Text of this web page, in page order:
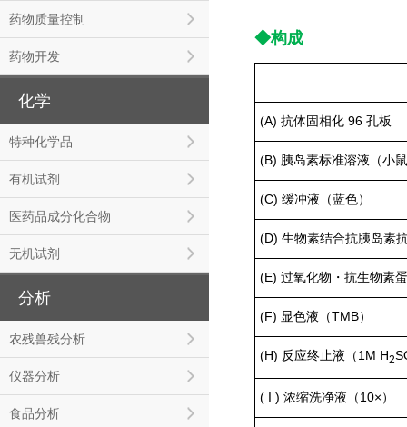
药物质量控制
药物开发
化学
特种化学品
有机试剂
医药品成分化合物
无机试剂
分析
农残兽残分析
仪器分析
食品分析
◆构成
(A) 抗体固相化 96 孔板
(B) 胰岛素标准溶液（小
(C) 缓冲液（蓝色）
(D) 生物素结合抗胰岛素
(E) 过氧化物・抗生物素
(F) 显色液（TMB）
(H) 反应终止液（1M H2
( I ) 浓缩洗净液（10×）